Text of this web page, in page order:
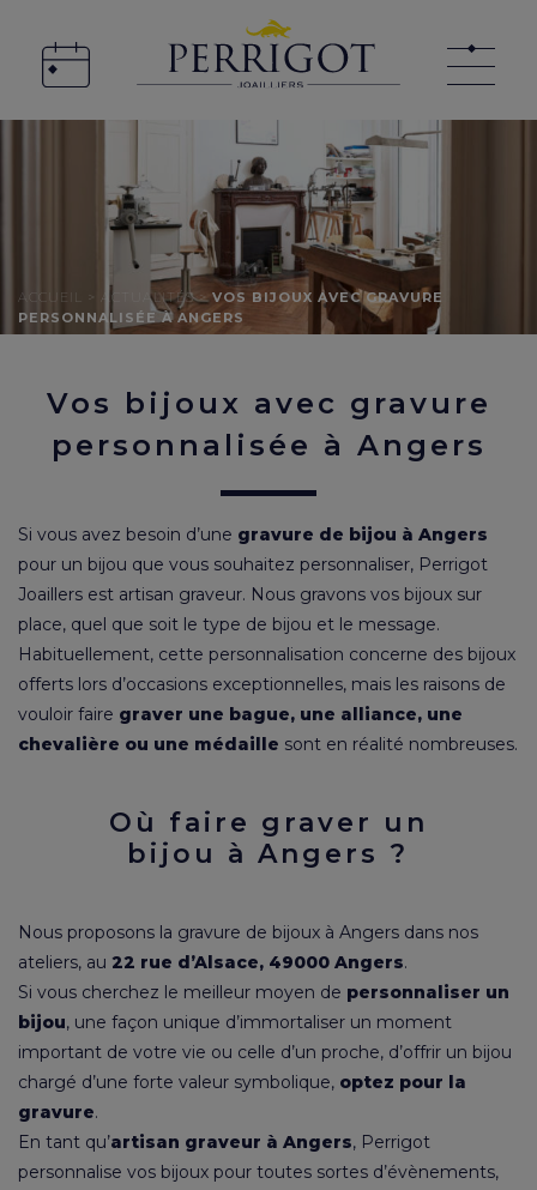
ACCUEIL ACTUALITÉS> VOS BIJOUX AVEC GRAVURE
PERSONNALISÉE À ANGERS
Vos bijoux avec gravure
personnalisée à Angers
Si vous avez besoin d’une gravure de bijou à Angers
pour un bijou que vous souhaitez personnaliser, Perrigot
Joaillers est artisan graveur. Nous gravons vos bijoux sur
place, quel que soit le type de bijou et le message.
Habituellement, cette personnalisation concerne des bijoux
offerts lors d’occasions exceptionnelles, mais les raisons de
vouloir faire graver une bague, une alliance, une
chevalière ou une médaille sont en réalité nombreuses.
Où faire graver un
bijou à Angers ?
Nous proposons la gravure de bijoux à Angers dans nos
ateliers, au 22 rue d’Alsace, 49000 Angers.
Si vous cherchez le meilleur moyen de personnaliser un
bijou, une façon unique d’immortaliser un moment
important de votre vie ou celle d’un proche, d’offrir un bijou
chargé d’une forte valeur symbolique, optez pour la
gravure.
En tant qu’artisan graveur à Angers, Perrigot
personnalise vos bijoux pour toutes sortes d’évènements,